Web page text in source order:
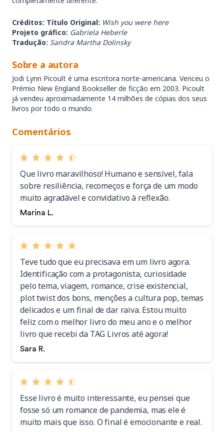
Créditos: Título Original: Wish you were here
Projeto gráfico: Gabriela Heberle
Tradução: Sandra Martha Dolinsky
Sobre a autora
Jodi Lynn Picoult é uma escritora norte-americana. Venceu o
Prémio New England Bookseller de ficção em 2003. Picoult
já vendeu aproximadamente 14 milhões de cópias dos seus
livros por todo o mundo.
Comentários
Que livro maravilhoso! Humano e sensível, fala
sobre resiliência, recomeços e força de um modo
muito agradável e convidativo à reflexão.
Marina L.
Teve tudo que eu precisava em um livro agora.
Identificação com a protagonista, curiosidade
pelo tema, viagem, romance, crise existencial,
plot twist dos bons, menções a cultura pop, temas
delicados e um final de dar raiva. Estou muito
feliz com o melhor livro do meu ano e o melhor
livro que recebi da TAG Livros até agora!
Sara R.
Esse livro é muito interessante, eu pensei que
fosse só um romance de pandemia, mas ele é
muito mais que isso. O final é emocionante e real.